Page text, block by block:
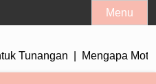
Menu
Tunangan | Mengapa